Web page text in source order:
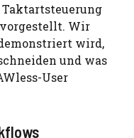
Wir
wird,
und was
User